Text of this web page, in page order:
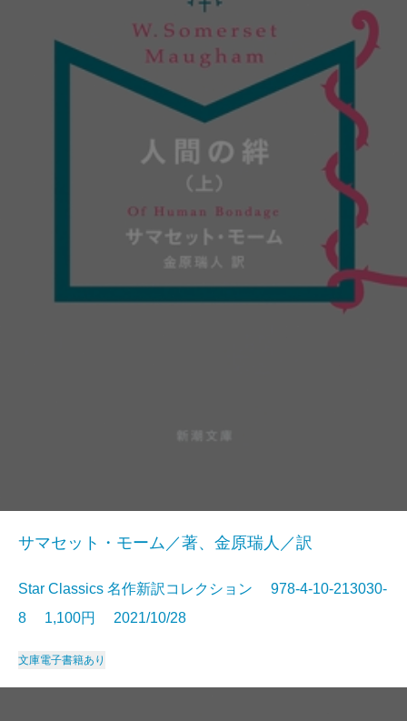
サマセット・モーム／著、金原瑞人／訳
Star Classics 名作新訳コレクション 978-4-10-213030-
8 1,100円 2021/10/28
文庫電子書籍あり